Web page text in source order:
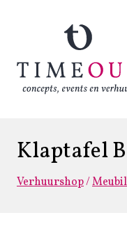
Klaptafel
Verhuurshop/